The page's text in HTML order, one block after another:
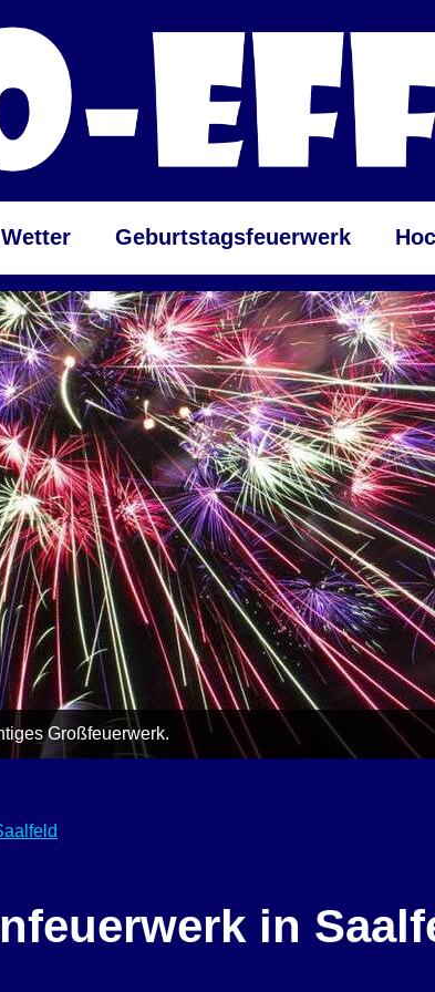
Geburtstagsfeuerwerk
Großfeuerwerk.
in